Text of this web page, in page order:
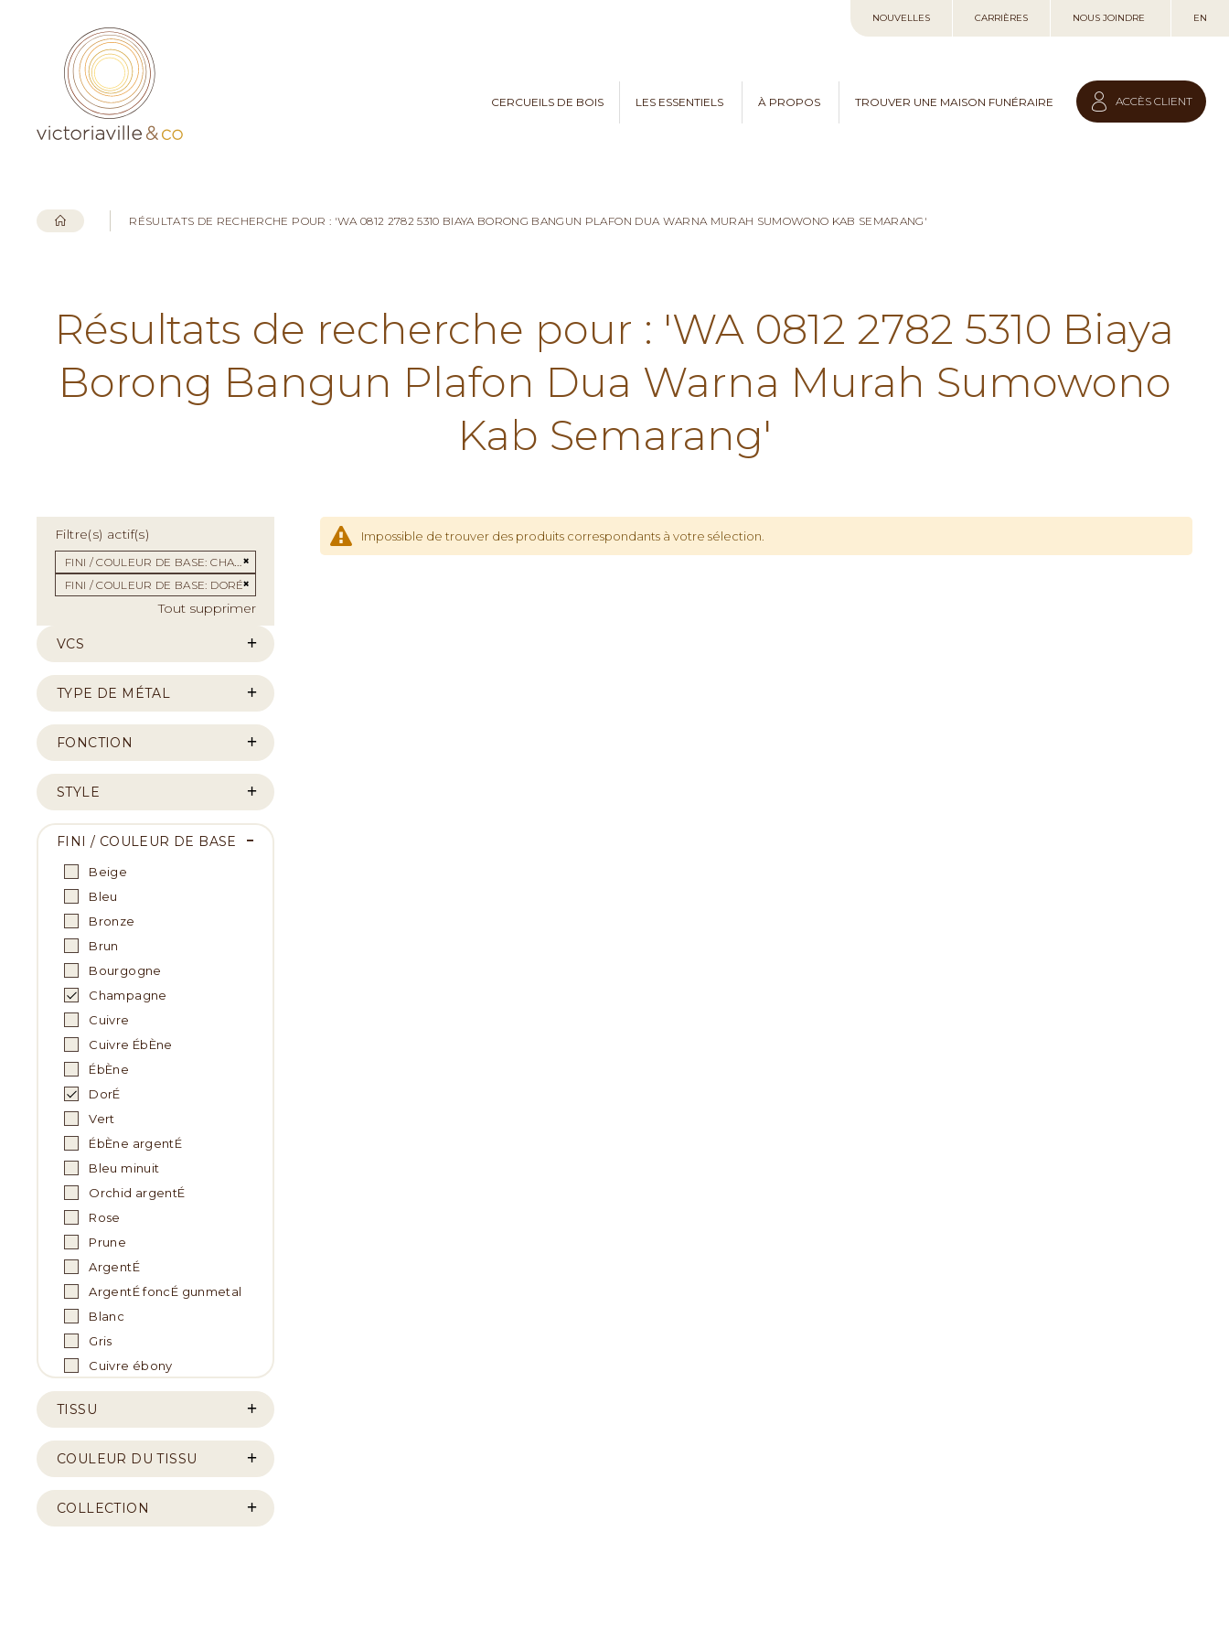
au
NOUVELLES CARRIÈRES NOUS JOINDRE EN
CERCUEILS DE BOIS LES ESSENTIELS À PROPOS TROUVER UNE MAISON FUNÉRAIRE ACCÈS CLIENT
RÉSULTATS DE RECHERCHE POUR : 'WA 0812 2782 5310 BIAYA BORONG BANGUN PLAFON DUA WARNA MURAH SUMOWONO KAB SEMARANG'
Résultats de recherche pour : 'WA 0812 2782 5310 Biaya
Borong Bangun Plafon Dua Warna Murah Sumowono
Kab Semarang'
Impossible de trouver des produits correspondants à votre sélection.
Filtre(s) actif(s)
FINI / COULEUR DE BASE CHAMPAGNE
Supprimer cet Élément
FINI / COULEUR DE BASE DORÉ
Tout supprimer
VCS
TYPE DE MÉTAL
FONCTION
STYLE
FINI / COULEUR DE BASE
Beige
Bleu
Bronze
Brun
Bourgogne
Champagne
Cuivre
Cuivre ÉbÈne
ÉbÈne
DorÉ
Vert
ÉbÈne argentÉ
Bleu minuit
Orchid argentÉ
Rose
Prune
ArgentÉ
ArgentÉ foncÉ gunmetal
Blanc
Gris
Cuivre ébony
TISSU
COULEUR DU TISSU
COLLECTION